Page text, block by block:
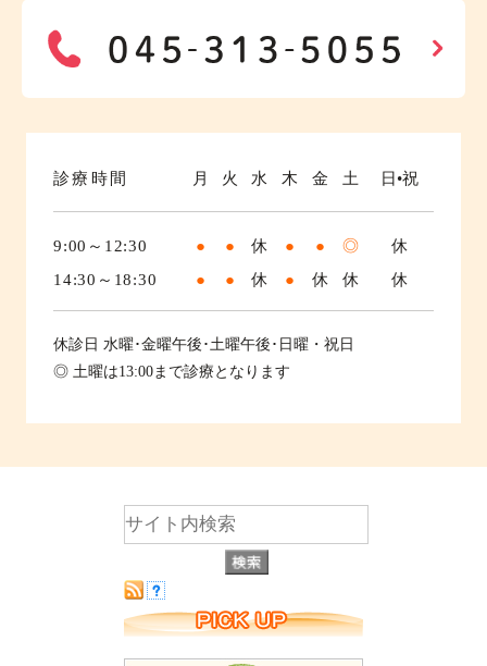
診療時間 月 火 水 木 金 土 日•祝
9:00～12:30 ● ● 休 ● ● ◎
休
14:30～18:30
● ● 休 ● 休 休 休
休診日 水曜･金曜午後･土曜午後･日曜・祝日
◎ 土曜は13:00まで診療となります